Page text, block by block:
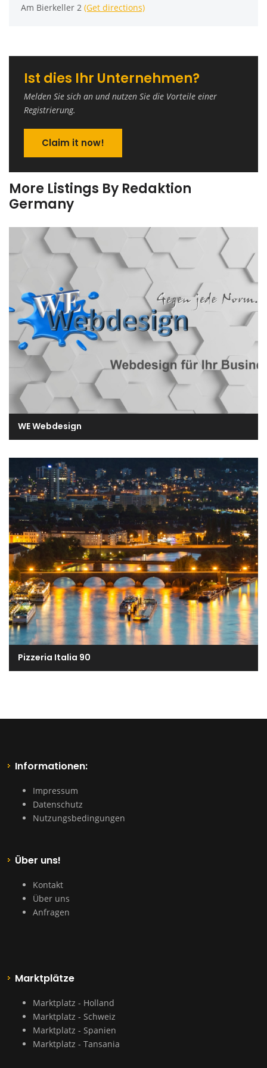
Am Bierkeller 2 (Get directions)
Ist dies Ihr Unternehmen?
Melden Sie sich an und nutzen Sie die Vorteile einer
Registrierung.
Claim it now!
More Listings By Redaktion
Germany
WE Webdesign
Pizzeria Italia 90
Informationen:
Impressum
Datenschutz
Nutzungsbedingungen
Über uns!
Kontakt
Über uns
Anfragen
Marktplätze
Marktplatz - Holland
Marktplatz - Schweiz
Marktplatz - Spanien
Marktplatz - Tansania